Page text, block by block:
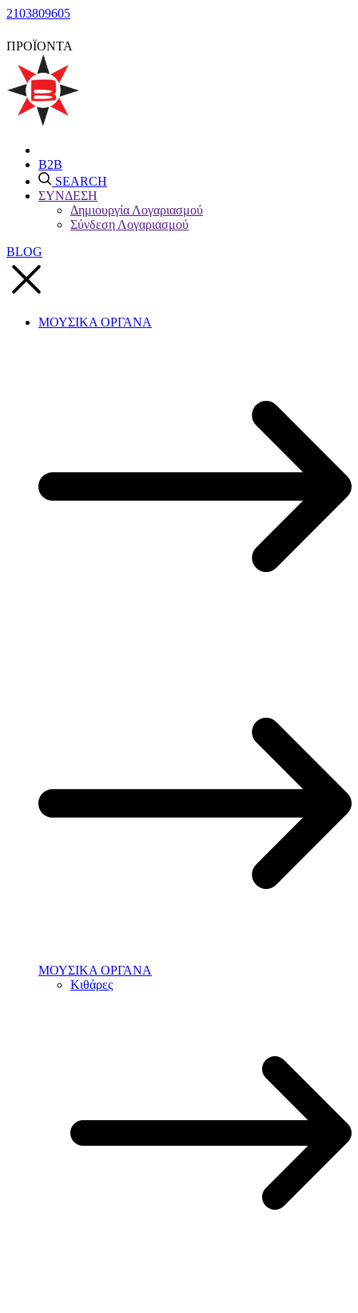
2103809605
ΠΡΟΪΟΝΤΑ
B2B
SEARCH
ΣΥΝΔΕΣΗ
Δημιουργία Λογαριασμού
Σύνδεση Λογαριασμού
BLOG
ΜΟΥΣΙΚΑ ΟΡΓΑΝΑ
ΜΟΥΣΙΚΑ ΟΡΓΑΝΑ
Κιθάρες